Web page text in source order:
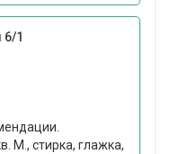
1
М., стирка, глажка,